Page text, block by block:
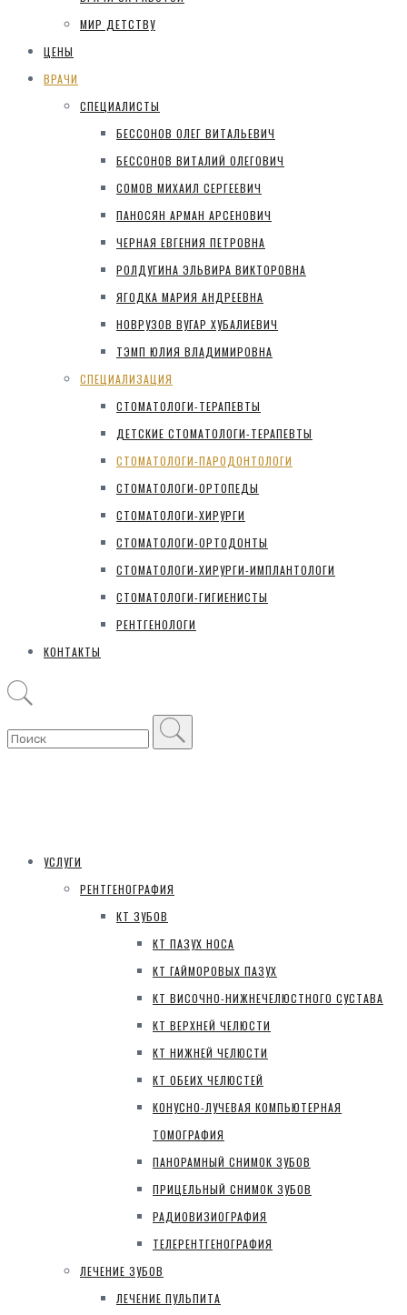
МИР ДЕТСТВУ
ЦЕНЫ
ВРАЧИ
СПЕЦИАЛИСТЫ
БЕССОНОВ ОЛЕГ ВИТАЛЬЕВИЧ
БЕССОНОВ ВИТАЛИЙ ОЛЕГОВИЧ
СОМОВ МИХАИЛ СЕРГЕЕВИЧ
ПАНОСЯН АРМАН АРСЕНОВИЧ
ЧЕРНАЯ ЕВГЕНИЯ ПЕТРОВНА
РОЛДУГИНА ЭЛЬВИРА ВИКТОРОВНА
ЯГОДКА МАРИЯ АНДРЕЕВНА
НОВРУЗОВ ВУГАР ХУБАЛИЕВИЧ
ТЭМП ЮЛИЯ ВЛАДИМИРОВНА
СПЕЦИАЛИЗАЦИЯ
СТОМАТОЛОГИ-ТЕРАПЕВТЫ
ДЕТСКИЕ СТОМАТОЛОГИ-ТЕРАПЕВТЫ
СТОМАТОЛОГИ-ПАРОДОНТОЛОГИ
СТОМАТОЛОГИ-ОРТОПЕДЫ
СТОМАТОЛОГИ-ХИРУРГИ
СТОМАТОЛОГИ-ОРТОДОНТЫ
СТОМАТОЛОГИ-ХИРУРГИ-ИМПЛАНТОЛОГИ
СТОМАТОЛОГИ-ГИГИЕНИСТЫ
РЕНТГЕНОЛОГИ
КОНТАКТЫ
УСЛУГИ
РЕНТГЕНОГРАФИЯ
КТ ЗУБОВ
КТ ПАЗУХ НОСА
КТ ГАЙМОРОВЫХ ПАЗУХ
КТ ВИСОЧНО-НИЖНЕЧЕЛЮСТНОГО СУСТАВА
КТ ВЕРХНЕЙ ЧЕЛЮСТИ
КТ НИЖНЕЙ ЧЕЛЮСТИ
КТ ОБЕИХ ЧЕЛЮСТЕЙ
КОНУСНО-ЛУЧЕВАЯ КОМПЬЮТЕРНАЯ
ТОМОГРАФИЯ
ПАНОРАМНЫЙ СНИМОК ЗУБОВ
ПРИЦЕЛЬНЫЙ СНИМОК ЗУБОВ
РАДИОВИЗИОГРАФИЯ
ТЕЛЕРЕНТГЕНОГРАФИЯ
ЛЕЧЕНИЕ ЗУБОВ
ЛЕЧЕНИЕ ПУЛЬПИТА